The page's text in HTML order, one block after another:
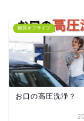
糖質オフライフ
お口の高圧洗浄？